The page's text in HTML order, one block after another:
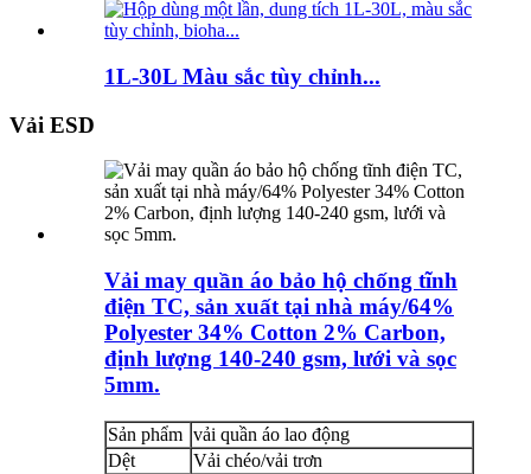
1L-30L Màu sắc tùy chỉnh...
Vải ESD
Vải may quần áo bảo hộ chống tĩnh
điện TC, sản xuất tại nhà máy/64%
Polyester 34% Cotton 2% Carbon,
định lượng 140-240 gsm, lưới và sọc
5mm.
Sản phẩm vải quần áo lao động
Dệt
Vải chéo/vải trơn